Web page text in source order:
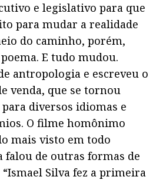
e legislativo para que
para mudar a realidade
do caminho, porém,
E tudo mudou.
antropologia e escreveu o
venda, que se tornou
diversos idiomas e
O filme homônimo
mais visto em todo
falou de outras formas de
Silva fez a primeira